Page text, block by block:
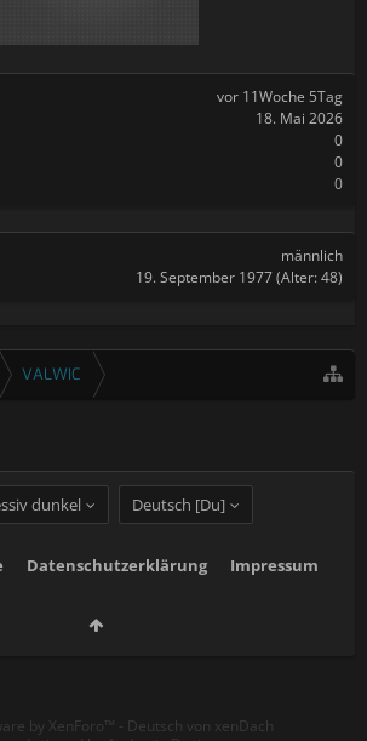
vor 11Woche 5Tag
18. Mai 2026
0
0
0
männlich
19. September 1977(Alter: 48)
VALWIC
dunkel Deutsch [Du]
Datenschutzerklärung Impressum
by XenForo™ - Deutsch von xenDach